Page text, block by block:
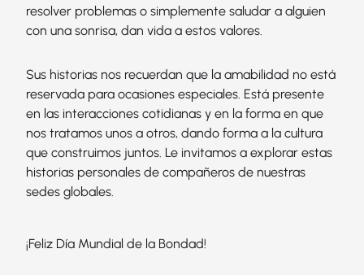
resolver problemas o simplemente saludar a alguien
con una sonrisa, dan vida a estos valores.
Sus historias nos recuerdan que la amabilidad no está
reservada para ocasiones especiales. Está presente
en las interacciones cotidianas y en la forma en que
nos tratamos unos a otros, dando forma a la cultura
que construimos juntos. Le invitamos a explorar estas
historias personales de compañeros de nuestras
sedes globales.
¡Feliz Día Mundial de la Bondad!